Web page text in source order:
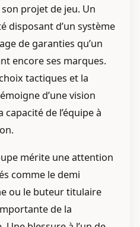
projet de jeu. Un
disposant d’un système
de garanties qu’un
encore ses marques.
tactiques et la
d’une vision
de l’équipe à
mérite une attention
comme le demi
ou le buteur titulaire
de la